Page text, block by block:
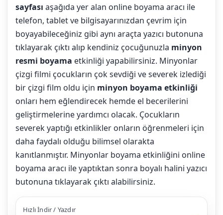
sayfası aşağıda yer alan online boyama aracı ile
telefon, tablet ve bilgisayarınızdan çevrim için
boyayabileceğiniz gibi aynı araçta yazıcı butonuna
tıklayarak çıktı alıp kendiniz çocuğunuzla minyon
resmi boyama etkinliği yapabilirsiniz. Minyonlar
çizgi filmi çocukların çok sevdiği ve severek izlediği
bir çizgi film oldu için minyon boyama etkinliği
onları hem eğlendirecek hemde el becerilerini
geliştirmelerine yardımcı olacak. Çocukların
severek yaptığı etkinlikler onların öğrenmeleri için
daha faydalı olduğu bilimsel olarakta
kanıtlanmıştır. Minyonlar boyama etkinliğini online
boyama aracı ile yaptıktan sonra boyalı halini yazıcı
butonuna tıklayarak çıktı alabilirsiniz.
Hızlı İndir / Yazdır